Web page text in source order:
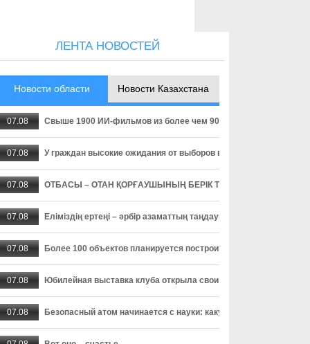
ЛЕНТА НОВОСТЕЙ
Новости области Новости Казахстана
07.08 Свыше 1900 ИИ-фильмов из более чем 90 стран поступило на
07.08 У граждан высокие ожидания от выборов в Курултай – опрос
07.08 ОТБАСЫ – ОТАН ҚОРҒАУШЫНЫҢ БЕРІК ТІРЕГІ
07.08 Еліміздің ертеңі – әрбір азаматтың таңдауында
07.08 Более 100 объектов планируется построить в Алматинской
07.08 Юбилейная выставка клуба открыла свои двери
07.08 Безопасный атом начинается с науки: какую роль играют